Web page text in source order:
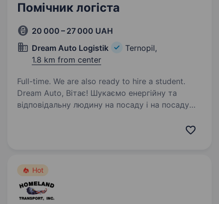
Помічник логіста
20 000 – 27 000 UAH
Dream Auto Logistik
Ternopil,
1.8 km from center
Full-time. We are also ready to hire a student.
Dream Auto, Вітає! Шукаємо енергійну та
відповідальну людину на посаду і на посаду
Hot